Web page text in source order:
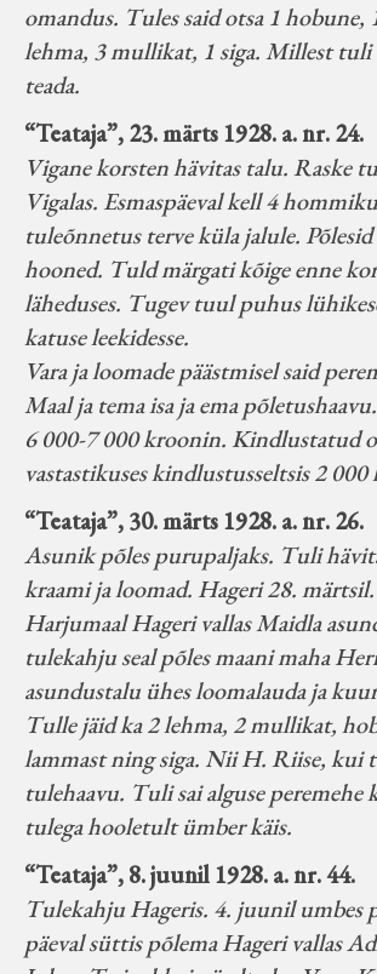
omandus. Tules said otsa 1 hobune,
lehma, 3 mullikat, 1 siga. Millest tuli
teada.
“Teataja”, 23. märts 1928. a. nr. 24.
Vigane korsten hävitas talu. Raske
Vigalas. Esmaspäeval kell 4
tuleõnnetus terve küla jalule.
hooned. Tuld märgati kõige enne
läheduses. Tugev tuul puhus
katuse leekidesse.
Vara ja loomade päästmisel said
Maal ja tema isa ja ema
6 000-7 000 kroonin. Kindlustatud
vastastikuses kindlustusseltsis 2 000
“Teataja”, 30. märts 1928. a. nr. 26.
Asunik põles purupaljaks. Tuli
kraami ja loomad. Hageri 28.
Harjumaal Hageri vallas Maidla
tulekahju seal põles maani maha
asundustalu ühes loomalauda ja
Tulle jäid ka 2 lehma, 2 mullikat,
lammast ning siga. Nii H. Riise, kui
tulehaavu. Tuli sai alguse peremehe
tulega hooletult ümber käis.
“Teataja”, 8. juunil 1928. a. nr. 44.
Tulekahju Hageris. 4. juunil umbes
päeval süttis põlema Hageri vallas